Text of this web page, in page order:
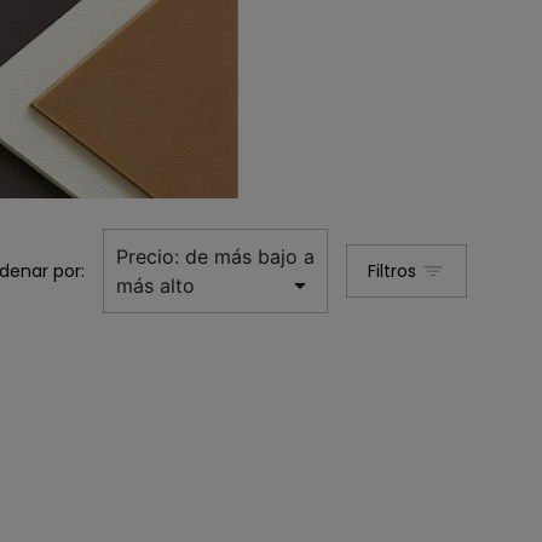
por:
Precio: de más bajo a
más alto

Filtros